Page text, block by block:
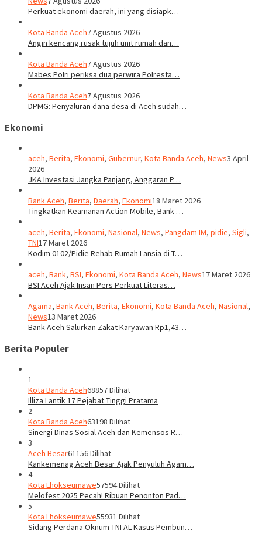
Perkuat ekonomi daerah, ini yang disiapk…
Kota Banda Aceh7 Agustus 2026
Angin kencang rusak tujuh unit rumah dan…
Kota Banda Aceh7 Agustus 2026
Mabes Polri periksa dua perwira Polresta…
Kota Banda Aceh7 Agustus 2026
DPMG: Penyaluran dana desa di Aceh sudah…
Ekonomi
aceh, Berita, Ekonomi, Gubernur, Kota Banda Aceh, News3 April
2026
JKA Investasi Jangka Panjang, Anggaran P…
Bank Aceh, Berita, Daerah, Ekonomi18 Maret 2026
Tingkatkan Keamanan Action Mobile, Bank …
aceh, Berita, Ekonomi, Nasional, News, Pangdam IM, pidie, Sigli,
TNI17 Maret 2026
Kodim 0102/Pidie Rehab Rumah Lansia di T…
aceh, Bank, BSI, Ekonomi, Kota Banda Aceh, News17 Maret 2026
BSI Aceh Ajak Insan Pers Perkuat Literas…
Agama, Bank Aceh, Berita, Ekonomi, Kota Banda Aceh, Nasional,
News13 Maret 2026
Bank Aceh Salurkan Zakat Karyawan Rp1,43…
Berita Populer
1
Kota Banda Aceh68857 Dilihat
Illiza Lantik 17 Pejabat Tinggi Pratama
2
Kota Banda Aceh63198 Dilihat
Sinergi Dinas Sosial Aceh dan Kemensos R…
3
Aceh Besar61156 Dilihat
Kankemenag Aceh Besar Ajak Penyuluh Agam…
4
Kota Lhokseumawe57594 Dilihat
Melofest 2025 Pecah! Ribuan Penonton Pad…
5
Kota Lhokseumawe55931 Dilihat
Sidang Perdana Oknum TNI AL Kasus Pembun…